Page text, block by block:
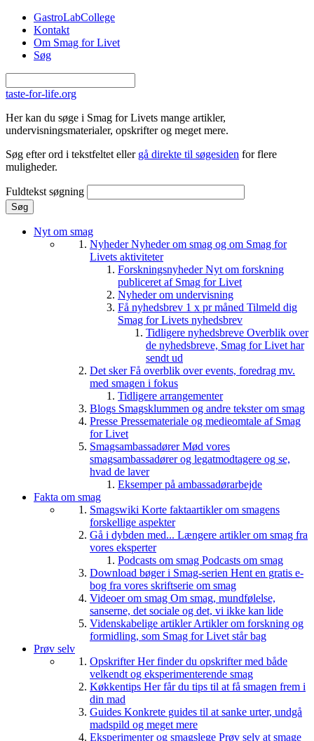
Gå til hovedindhold
GastroLabCollege
Kontakt
Om Smag for Livet
Søg
taste-for-life.org
Her kan du søge i Smag for Livets mange artikler,
undervisningsmaterialer, opskrifter og meget mere.
Søg efter ord i tekstfeltet eller gå direkte til søgesiden for flere
muligheder.
Fuldtekst søgning
Nyt om smag
NyhederNyheder om smag og om Smag for
Livets aktiviteter
ForskningsnyhederNyt om forskning
publiceret af Smag for Livet
Nyheder om undervisning
Få nyhedsbrev 1 x pr måned Tilmeld dig
Smag for Livets nyhedsbrev
Tidligere nyhedsbreve Overblik over
de nyhedsbreve, Smag for Livet har
sendt ud
Det skerFå overblik over events, foredrag mv.
med smagen i fokus
Tidligere arrangementer
Blogs Smagsklummen og andre tekster om smag
Presse Pressemateriale og medieomtale af Smag
for Livet
SmagsambassadørerMød vores
smagsambassadører og legatmodtagere og se,
hvad de laver
Eksemper på ambassadørarbejde
Fakta om smag
Smagswiki Korte faktaartikler om smagens
forskellige aspekter
Gå i dybden med... Længere artikler om smag fra
vores eksperter
Podcasts om smag Podcasts om smag
Download bøger i Smag-serien Hent en gratis e-
bog fra vores skriftserie om smag
Videoer om smag Om smag, mundfølelse,
sanserne, det sociale og det, vi ikke kan lide
Videnskabelige artiklerArtikler om forskning og
formidling, som Smag for Livet står bag
Prøv selv
OpskrifterHer finder du opskrifter med både
velkendt og eksperimenterende smag
Køkkentips Her får du tips til at få smagen frem i
din mad
Guides Konkrete guides til at sanke urter, undgå
madspild og meget mere
Eksperimenter og smagslege Prøv selv at smage